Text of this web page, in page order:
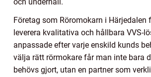
Företag som Röromokarn i Härjedalen
leverera kvalitativa och hållbara VVS-
anpassade efter varje enskild kunds
välja rätt rörmokare får man inte bara
behövs gjort, utan en partner som